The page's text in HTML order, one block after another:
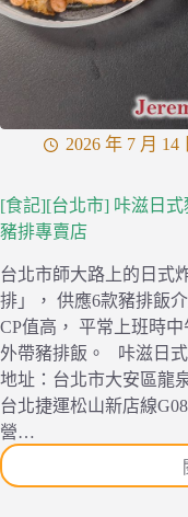
2026 年 7 月 14
[食記][台北市] 咔滋日
豬排專賣店
台北市師大路上的日式
排」， 供應6款豬排飯
CP值高， 平常上班時
外帶豬排飯。 咔滋日
地址：台北市大安區龍
台北捷運松山新店線
營…